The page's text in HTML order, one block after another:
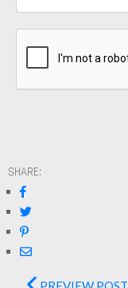
SHARE: